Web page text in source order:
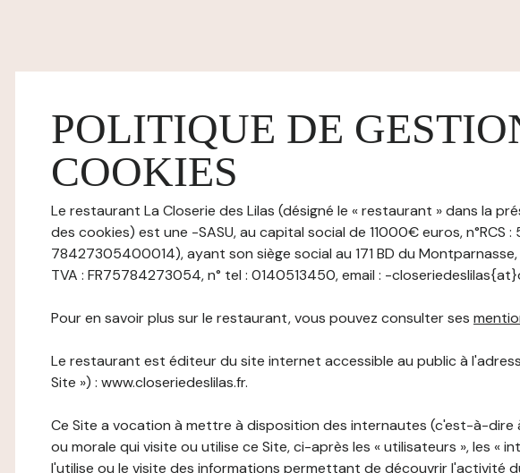
POLITIQUE DE
COOKIES
Le restaurant La Closerie des Lilas (désigné le « restaurant » dans la
des cookies) est une -SASU, au capital social de 11000€ euros, n°RCS
78427305400014), ayant son siège social au 171 BD du
TVA : FR75784273054, n° tel : 0140513450, email : -
Pour en savoir plus sur le restaurant, vous pouvez consulter ses
Le restaurant est éditeur du site internet accessible au public à
Site ») : www.closeriedeslilas.fr.
Ce Site a vocation à mettre à disposition des internautes (c'est-à-
ou morale qui visite ou utilise ce Site, ci-après les « utilisateurs », les «
l'utilise ou le visite des informations permettant de découvrir l'activité